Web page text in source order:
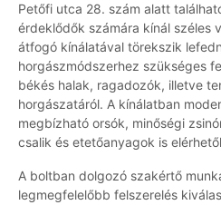
Petőfi utca 28. szám alatt
érdeklődők számára kínál széles
átfogó kínálatával törekszik
horgászmódszerhez szükséges
békés halak, ragadozók, illetve
horgászatáról. A kínálatban
megbízható orsók, minőségi
csalik és etetőanyagok is
A boltban dolgozó szakértő
legmegfelelőbb felszerelés